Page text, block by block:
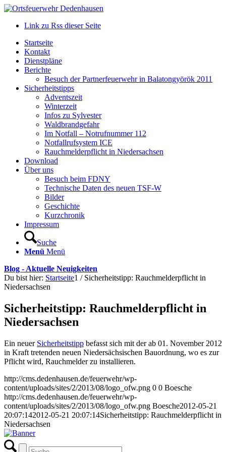
Link zu Rss dieser Seite
Startseite
Kontakt
Dienstpläne
Berichte
Besuch der Partnerfeuerwehr in Balatongyörök 2011
Sicherheitstipps
Adventszeit
Winterzeit
Infos zu Sylvester
Waldbrandgefahr
Im Notfall – Notrufnummer 112
Notfallrufsystem ICE
Rauchmelderpflicht in Niedersachsen
Download
Über uns
Besuch beim FDNY
Technische Daten des neuen TSF-W
Bilder
Geschichte
Kurzchronik
Impressum
Suche
Menü Menü
Blog - Aktuelle Neuigkeiten
Du bist hier: Startseite1 / Sicherheitstipp: Rauchmelderpflicht in
Niedersachsen
Sicherheitstipp: Rauchmelderpflicht in
Niedersachsen
Ein neuer Sicherheitstipp befasst sich mit der ab 01. November 2012
in Kraft tretenden neuen Niedersächsischen Bauordnung, wo es zur
Pflicht wird, Rauchmelder zu installieren.
http://cms.dedenhausen.de/feuerwehr/wp-
content/uploads/sites/2/2013/08/logo_ofw.png 0 0 Boesche
http://cms.dedenhausen.de/feuerwehr/wp-
content/uploads/sites/2/2013/08/logo_ofw.png Boesche2012-05-21
20:07:142012-05-21 20:07:14Sicherheitstipp: Rauchmelderpflicht in
Niedersachsen